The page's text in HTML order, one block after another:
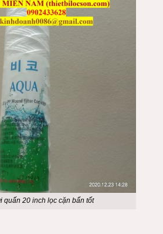
quấn 20 inch lọc cặn bẩn tốt